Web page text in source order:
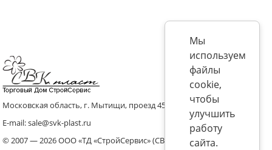
Московская область, г. Мытищи, проезд 4536 владение 8, стр.10
E-mail: sale@svk-plast.ru
© 2007 — 2026 ООО «ТД «СтройСервис» (СВК)
Мы
используем
файлы
cookie,
чтобы
улучшить
работу
сайта.